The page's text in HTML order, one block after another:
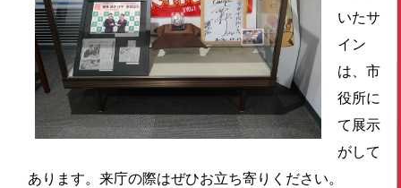
いたサ
イン
は、市
役所に
て展示
がして
あります。来庁の際はぜひお立ち寄りください。